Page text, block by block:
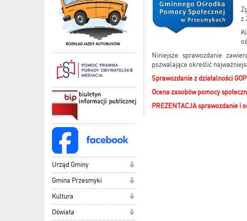
Urząd Gminy
Gmina Przesmyki
Kultura
Oświata
z
Niniejsze sprawozdanie
pozwalające określić
Sprawozdanie z działalności
Ocena zasobów pomocy
PREZENTACJA sprawozdanie i